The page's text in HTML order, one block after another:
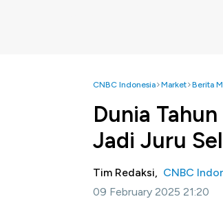
CNBC Indonesia Market Berita
Dunia
Jadi Juru
Tim Redaksi, CNBC
09 February 2025 21:20